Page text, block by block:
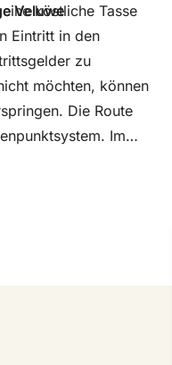
köstliche Tasse
Veluwe
Eintritt in den
zu
möchten, können
Die Route
Im
keine